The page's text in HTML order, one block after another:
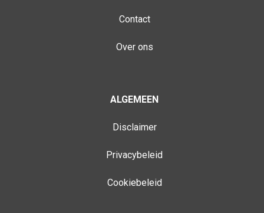
Contact
Over ons
ALGEMEEN
Disclaimer
Privacybeleid
Cookiebeleid